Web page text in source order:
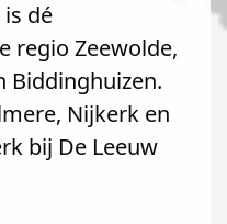
dé
regio Zeewolde,
Biddinghuizen.
Nijkerk en
bij De Leeuw